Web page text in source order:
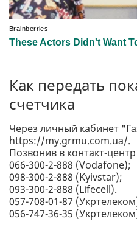
Как передать
счетчика
Через личный кабинет
https://my.grmu.com.ua/.
Позвонив в контакт-
066-300-2-888 (Vodafone);
098-300-2-888 (Kyivstar);
093-300-2-888 (Lifecell).
057-708-01-87
056-747-36-35